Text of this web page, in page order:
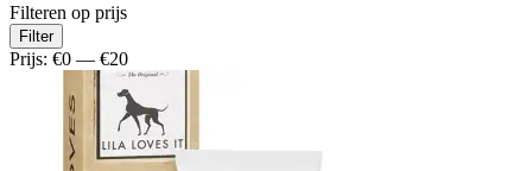
Filteren op prijs
Min.
prijs
Max.
prijs
Filter
Prijs: €0 — €20